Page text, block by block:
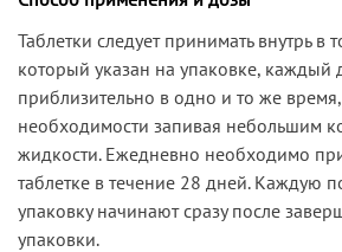
Таблетки следует принимать внутрь в
который указан на упаковке, каждый
приблизительно в одно и то же
необходимости запивая небольшим
жидкости. Ежедневно необходимо
таблетке в течение 28 дней. Каждую
упаковку начинают сразу после
упаковки.